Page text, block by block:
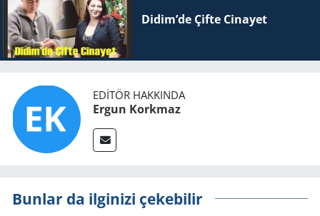
Didim’de Çifte Ci­na­yet
EDITÖR HAKKINDA
Ergun Korkmaz
Bunlar da ilginizi çekebilir